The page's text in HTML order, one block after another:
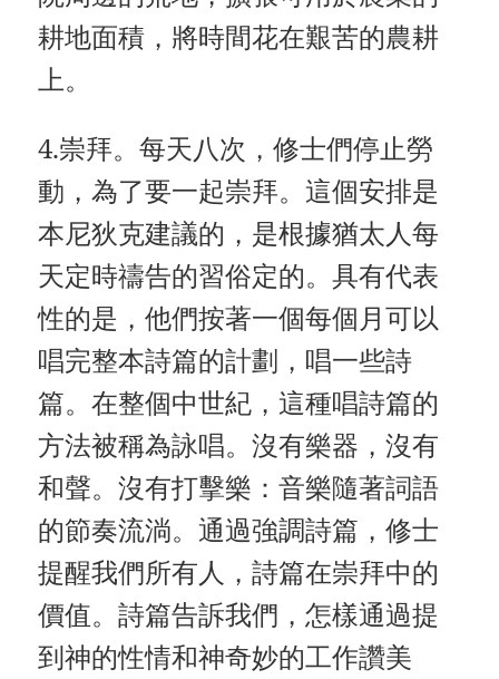
耕地面積，將時間花在艱苦的農耕
上。
4.崇拜。每天八次，修士們停止勞
動，為了要一起崇拜。這個安排是
本尼狄克建議的，是根據猶太人每
天定時禱告的習俗定的。具有代表
性的是，他們按著一個每個月可以
唱完整本詩篇的計劃，唱一些詩
篇。在整個中世紀，這種唱詩篇的
方法被稱為詠唱。沒有樂器，沒有
和聲。沒有打擊樂：音樂隨著詞語
的節奏流淌。通過強調詩篇，修士
提醒我們所有人，詩篇在崇拜中的
價值。詩篇告訴我們，怎樣通過提
到神的性情和神奇妙的工作讚美